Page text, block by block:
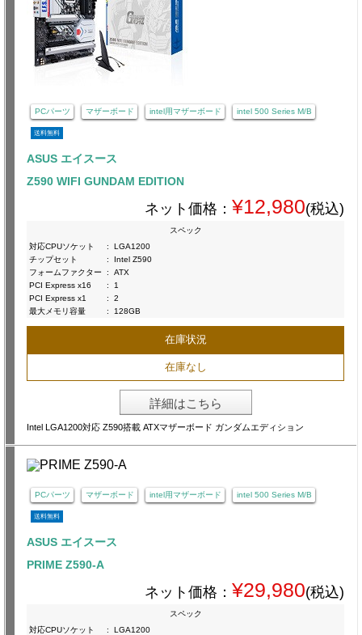
PCパーツ マザーボード intel用マザーボード intel 500 Series M/B
送料無料
ASUS エイスース
Z590 WIFI GUNDAM EDITION
ネット価格： ¥12,980(税込)
スペック
対応CPUソケット
:
LGA1200
チップセット
:
Intel Z590
フォームファクター
:
ATX
PCI Express x16
:
1
PCI Express x1
:
2
最大メモリ容量
: 128GB
在庫状況
在庫なし
詳細はこちら
Intel LGA1200対応 Z590搭載 ATXマザーボード ガンダムエディション
PCパーツ マザーボード intel用マザーボード intel 500 Series M/B
送料無料
ASUS エイスース
PRIME Z590-A
ネット価格： ¥29,980(税込)
スペック
対応CPUソケット
:
LGA1200